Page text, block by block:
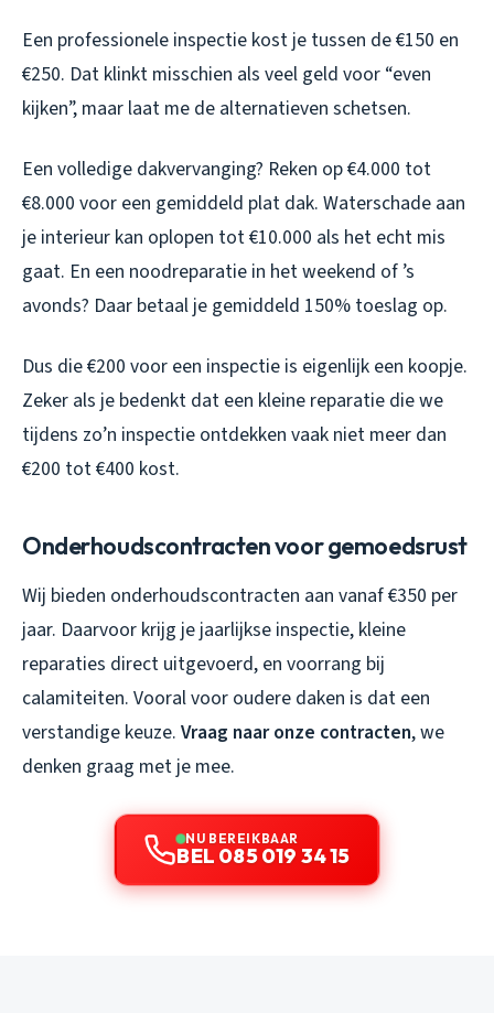
Een professionele inspectie kost je tussen de €150 en
€250. Dat klinkt misschien als veel geld voor “even
kijken”, maar laat me de alternatieven schetsen.
Een volledige dakvervanging? Reken op €4.000 tot
€8.000 voor een gemiddeld plat dak. Waterschade aan
je interieur kan oplopen tot €10.000 als het echt mis
gaat. En een noodreparatie in het weekend of ’s
avonds? Daar betaal je gemiddeld 150% toeslag op.
Dus die €200 voor een inspectie is eigenlijk een koopje.
Zeker als je bedenkt dat een kleine reparatie die we
tijdens zo’n inspectie ontdekken vaak niet meer dan
€200 tot €400 kost.
Onderhoudscontracten voor gemoedsrust
Wij bieden onderhoudscontracten aan vanaf €350 per
jaar. Daarvoor krijg je jaarlijkse inspectie, kleine
reparaties direct uitgevoerd, en voorrang bij
calamiteiten. Vooral voor oudere daken is dat een
verstandige keuze. Vraag naar onze contracten, we
denken graag met je mee.
NU BEREIKBAAR
BEL 085 019 34 15